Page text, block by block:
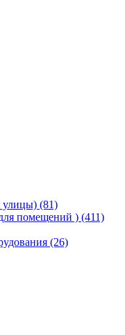
улицы) (81)
помещений ) (411)
(26)